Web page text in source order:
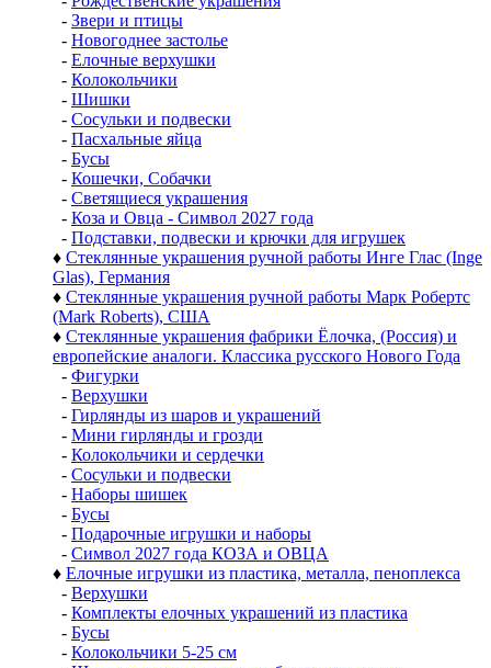
- Звери и птицы
- Новогоднее застолье
- Елочные верхушки
- Колокольчики
- Шишки
- Сосульки и подвески
- Пасхальные яйца
- Бусы
- Кошечки, Собачки
- Светящиеся украшения
- Коза и Овца - Символ 2027 года
- Подставки, подвески и крючки для игрушек
♦ Стеклянные украшения ручной работы Инге Глас (Inge
Glas), Германия
♦ Стеклянные украшения ручной работы Марк Робертс
(Mark Roberts), США
♦ Стеклянные украшения фабрики Ёлочка, (Россия) и
европейские аналоги. Классика русского Нового Года
- Фигурки
- Верхушки
- Гирлянды из шаров и украшений
- Мини гирлянды и грозди
- Колокольчики и сердечки
- Сосульки и подвески
- Наборы шишек
- Бусы
- Подарочные игрушки и наборы
- Символ 2027 года КОЗА и ОВЦА
♦ Елочные игрушки из пластика, металла, пеноплекса
- Верхушки
- Комплекты елочных украшений из пластика
- Бусы
- Колокольчики 5-25 см